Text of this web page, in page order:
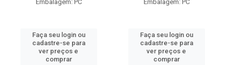
Embalagem: PC
Faça seu login ou
cadastre-se para
ver preços e
comprar
Embalagem: PC
Faça seu login ou
cadastre-se para
ver preços e
comprar